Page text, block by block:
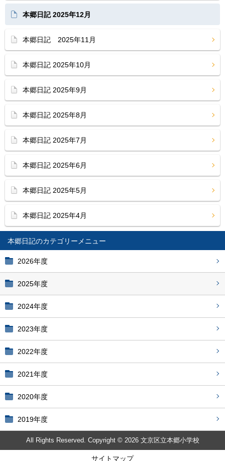
本郷日記
2026年度
2025年度
2024年度
2023年度
2022年度
2021年度
2020年度
2019年度
本郷日記 2025年12月
本郷日記 2025年11月
本郷日記 2025年10月
本郷日記 2025年9月
本郷日記 2025年8月
本郷日記 2025年7月
本郷日記 2025年6月
本郷日記 2025年5月
本郷日記 2025年4月
All Rights Reserved. Copyright © 2026 文京区立本郷小学校
サイトマップ